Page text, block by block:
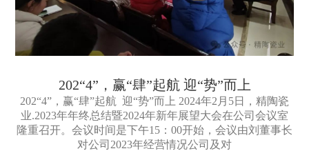
202“4”，赢“肆”起航 迎“势”而上
202“4”，赢“肆”起航 迎“势”而上 2024年2月5日，精陶瓷
业.2023年年终总结暨2024年新年展望大会在公司会议室
隆重召开。会议时间是下午15：00开始，会议由刘董事长
对公司2023年经营情况公司及对